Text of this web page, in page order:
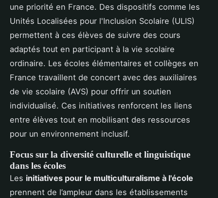
une priorité en France. Des dispositifs comme les
Unités Localisées pour l'Inclusion Scolaire (ULIS)
permettent à ces élèves de suivre des cours
adaptés tout en participant à la vie scolaire
ordinaire. Les écoles élémentaires et collèges en
France travaillent de concert avec des auxiliaires
de vie scolaire (AVS) pour offrir un soutien
individualisé. Ces initiatives renforcent les liens
entre élèves tout en mobilisant des ressources
pour un environnement inclusif.
Focus sur la diversité culturelle et linguistique
dans les écoles
Les initiatives pour le multiculturalisme à l'école
prennent de l’ampleur dans les établissements